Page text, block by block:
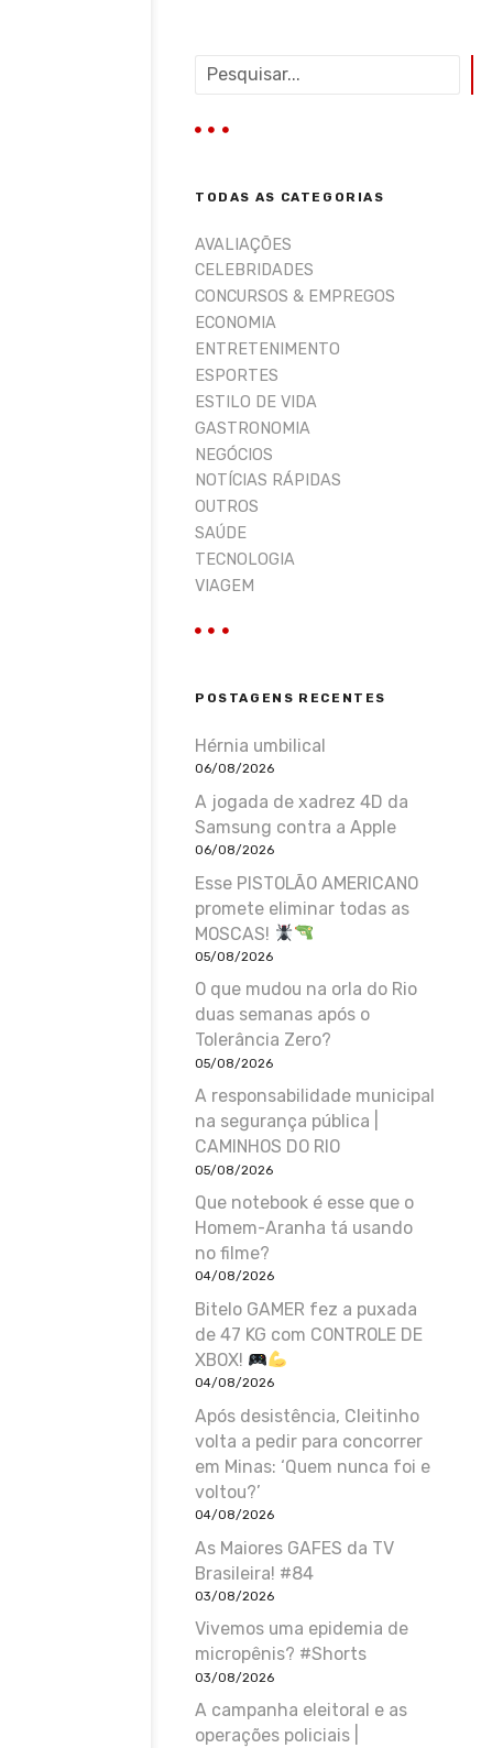
q
s
r
TODAS AS CATEGORIAS
AVALIAÇÕES
CELEBRIDADES
CONCURSOS & EMPREGOS
ECONOMIA
ENTRETENIMENTO
ESPORTES
ESTILO DE VIDA
GASTRONOMIA
NEGÓCIOS
NOTÍCIAS RÁPIDAS
OUTROS
SAÚDE
TECNOLOGIA
VIAGEM
POSTAGENS RECENTES
Hérnia umbilical
06/08/2026
A jogada de xadrez 4D da
Samsung contra a Apple
06/08/2026
Esse PISTOLÃO AMERICANO
promete eliminar todas as
MOSCAS!
05/08/2026
O que mudou na orla do Rio
duas semanas após o
Tolerância Zero?
05/08/2026
A responsabilidade municipal
na segurança pública |
CAMINHOS DO RIO
05/08/2026
Que notebook é esse que o
Homem-Aranha tá usando
no filme?
04/08/2026
Bitelo GAMER fez a puxada
de 47 KG com CONTROLE DE
XBOX!
04/08/2026
Após desistência, Cleitinho
volta a pedir para concorrer
em Minas: ‘Quem nunca foi e
voltou?’
04/08/2026
As Maiores GAFES da TV
Brasileira! #84
03/08/2026
Vivemos uma epidemia de
micropênis? #Shorts
03/08/2026
A campanha eleitoral e as
operações policiais |